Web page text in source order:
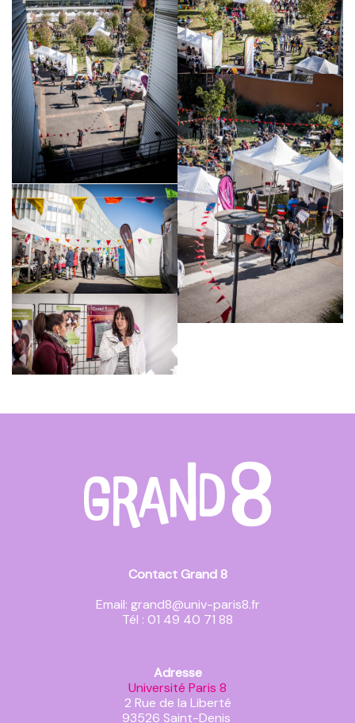
Contact Grand 8
Email: grand8@univ-paris8.fr
Tél : 01 49 40 71 88
Adresse
Université Paris 8
2 Rue de la Liberté
93526 Saint-Denis